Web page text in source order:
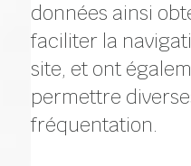
données ainsi
faciliter la
site, et ont
permettre
fréquentation.